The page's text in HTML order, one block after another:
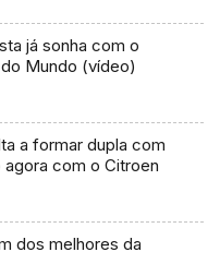
já sonha com o
Mundo (vídeo)
a formar dupla com
agora com o Citroen
dos melhores da